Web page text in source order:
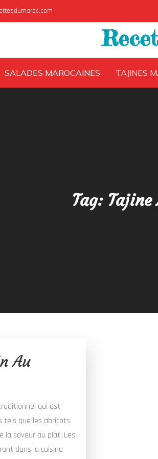
SALADES MAROCAINES TAJINES
Tag:
Au
qui est
tels que les abricots
la saveur au plat. Les
dans la cuisine